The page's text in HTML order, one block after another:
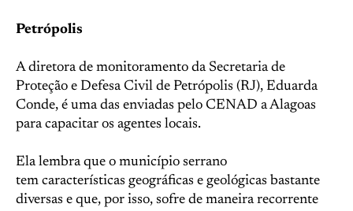
Petrópolis
A diretora de monitoramento da Secretaria de
Proteção e Defesa Civil de Petrópolis (RJ), Eduarda
Conde, é uma das enviadas pelo CENAD a Alagoas
para capacitar os agentes locais.
Ela lembra que o município serrano
tem características geográficas e geológicas bastante
diversas e que, por isso, sofre de maneira recorrente